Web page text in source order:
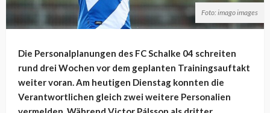
Foto: imago images
Die Personalplanungen des FC Schalke 04 schreiten
rund drei Wochen vor dem geplanten Trainingsauftakt
weiter voran. Am heutigen Dienstag konnten die
Verantwortlichen gleich zwei weitere Personalien